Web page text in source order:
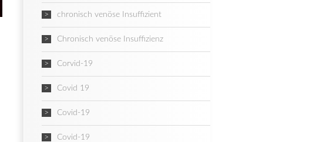
chronisch venöse Insuffizient
Chronisch venöse Insuffizienz
Corvid-19
Covid 19
Covid-19
Covid-19